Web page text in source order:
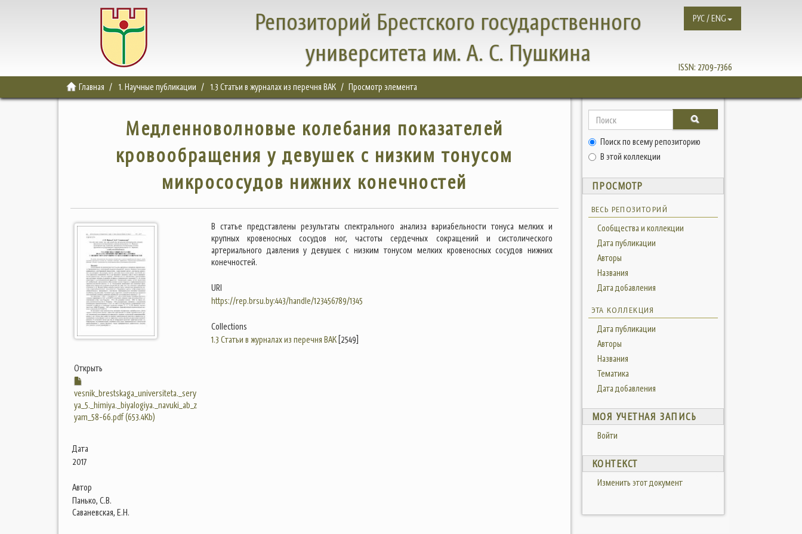
Репозиторий Брестского государственного
университета им. А. С. Пушкина
ISSN: 2709-7366
РУС / ENG
Главная 1. Научные публикации 1.3 Статьи в журналах из перечня ВАК Просмотр элемента
Медленноволновые колебания показателей
кровообращения у девушек с низким тонусом
микрососудов нижних конечностей
Открыть
vesnik_brestskaga_universiteta._sery
ya_5._himiya._biyalogiya._navuki_ab_z
yam_58-66.pdf (653.4Kb)
Дата
2017
Автор
Панько, С.В.
Саваневская, Е.Н.
В статье представлены результаты спектрального анализа вариабельности тонуса мелких и
крупных кровеносных сосудов ног, частоты сердечных сокращений и систолического
артериального давления у девушек с низким тонусом мелких кровеносных сосудов нижних
конечностей.
URI
https://rep.brsu.by:443/handle/123456789/1345
Collections
1.3 Статьи в журналах из перечня ВАК[2549]
Поиск по всему репозиторию
В этой коллекции
ПРОСМОТР
ВЕСЬ РЕПОЗИТОРИЙ
Сообщества и коллекции
Дата публикации
Авторы
Названия
Дата добавления
ЭТА КОЛЛЕКЦИЯ
Дата публикации
Авторы
Названия
Тематика
Дата добавления
МОЯ УЧЕТНАЯ ЗАПИСЬ
Войти
КОНТЕКСТ
Изменить этот документ